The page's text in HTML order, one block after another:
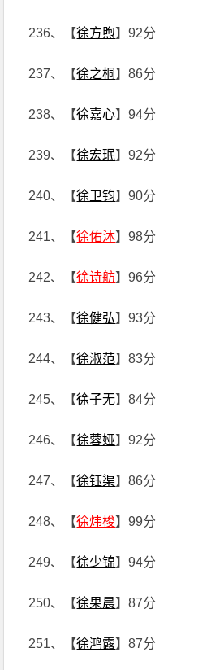
236、【徐方煦】92分
237、【徐之桐 】86分
238、【徐嘉心】94分
239、【徐宏珉】92分
240、【徐卫钧】90分
241、【徐佑沐】98分
242、【徐诗舫】96分
243、【徐健弘】93分
244、【徐淑范】83分
245、【徐子无】84分
246、【徐蓉娅】92分
247、【徐钰渠】86分
248、【徐炜梭】99分
249、【徐少锦】94分
250、【徐果晨】87分
251、【徐鸿露】87分